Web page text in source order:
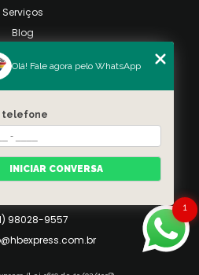
Serviços
Blog
Categorias
Mapa do site
Rio de Janeiro
98028-9557
98028-9557
1
Olá! Fale agora pelo WhatsApp
telefone
INICIAR CONVERSA